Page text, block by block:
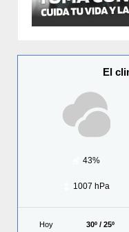
El
43%
1007 hPa
Hoy 30º / 25º